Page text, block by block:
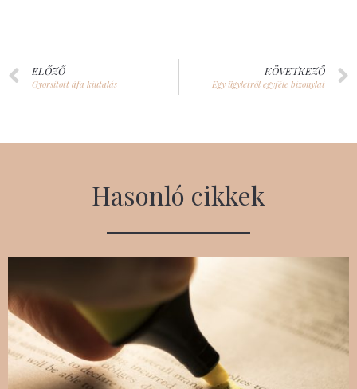
ELŐZŐ
Gyorsított áfa kiutalás
KÖVETKEZŐ
Egy ügyletről egyféle bizonylat
Hasonló cikkek